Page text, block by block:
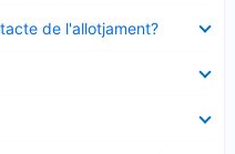
de l'allotjament?